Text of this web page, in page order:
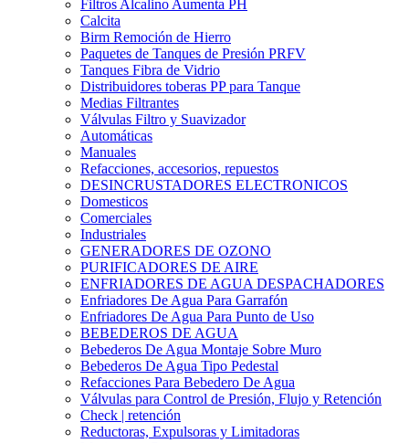
Filtros Alcalino Aumenta PH
Calcita
Birm Remoción de Hierro
Paquetes de Tanques de Presión PRFV
Tanques Fibra de Vidrio
Distribuidores toberas PP para Tanque
Medias Filtrantes
Válvulas Filtro y Suavizador
Automáticas
Manuales
Refacciones, accesorios, repuestos
DESINCRUSTADORES ELECTRONICOS
Domesticos
Comerciales
Industriales
GENERADORES DE OZONO
PURIFICADORES DE AIRE
ENFRIADORES DE AGUA DESPACHADORES
Enfriadores De Agua Para Garrafón
Enfriadores De Agua Para Punto de Uso
BEBEDEROS DE AGUA
Bebederos De Agua Montaje Sobre Muro
Bebederos De Agua Tipo Pedestal
Refacciones Para Bebedero De Agua
Válvulas para Control de Presión, Flujo y Retención
Check | retención
Reductoras, Expulsoras y Limitadoras